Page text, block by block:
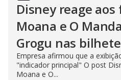
Disney reage aos
Moana e O
Grogu nas
Empresa afirmou que a
"indicador principal" O post
Moana e O...